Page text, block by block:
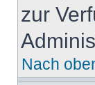
zur
Nach